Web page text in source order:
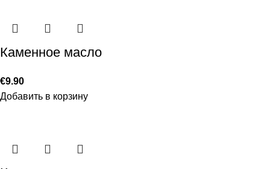
Каменное масло
€9.90
Добавить в корзину